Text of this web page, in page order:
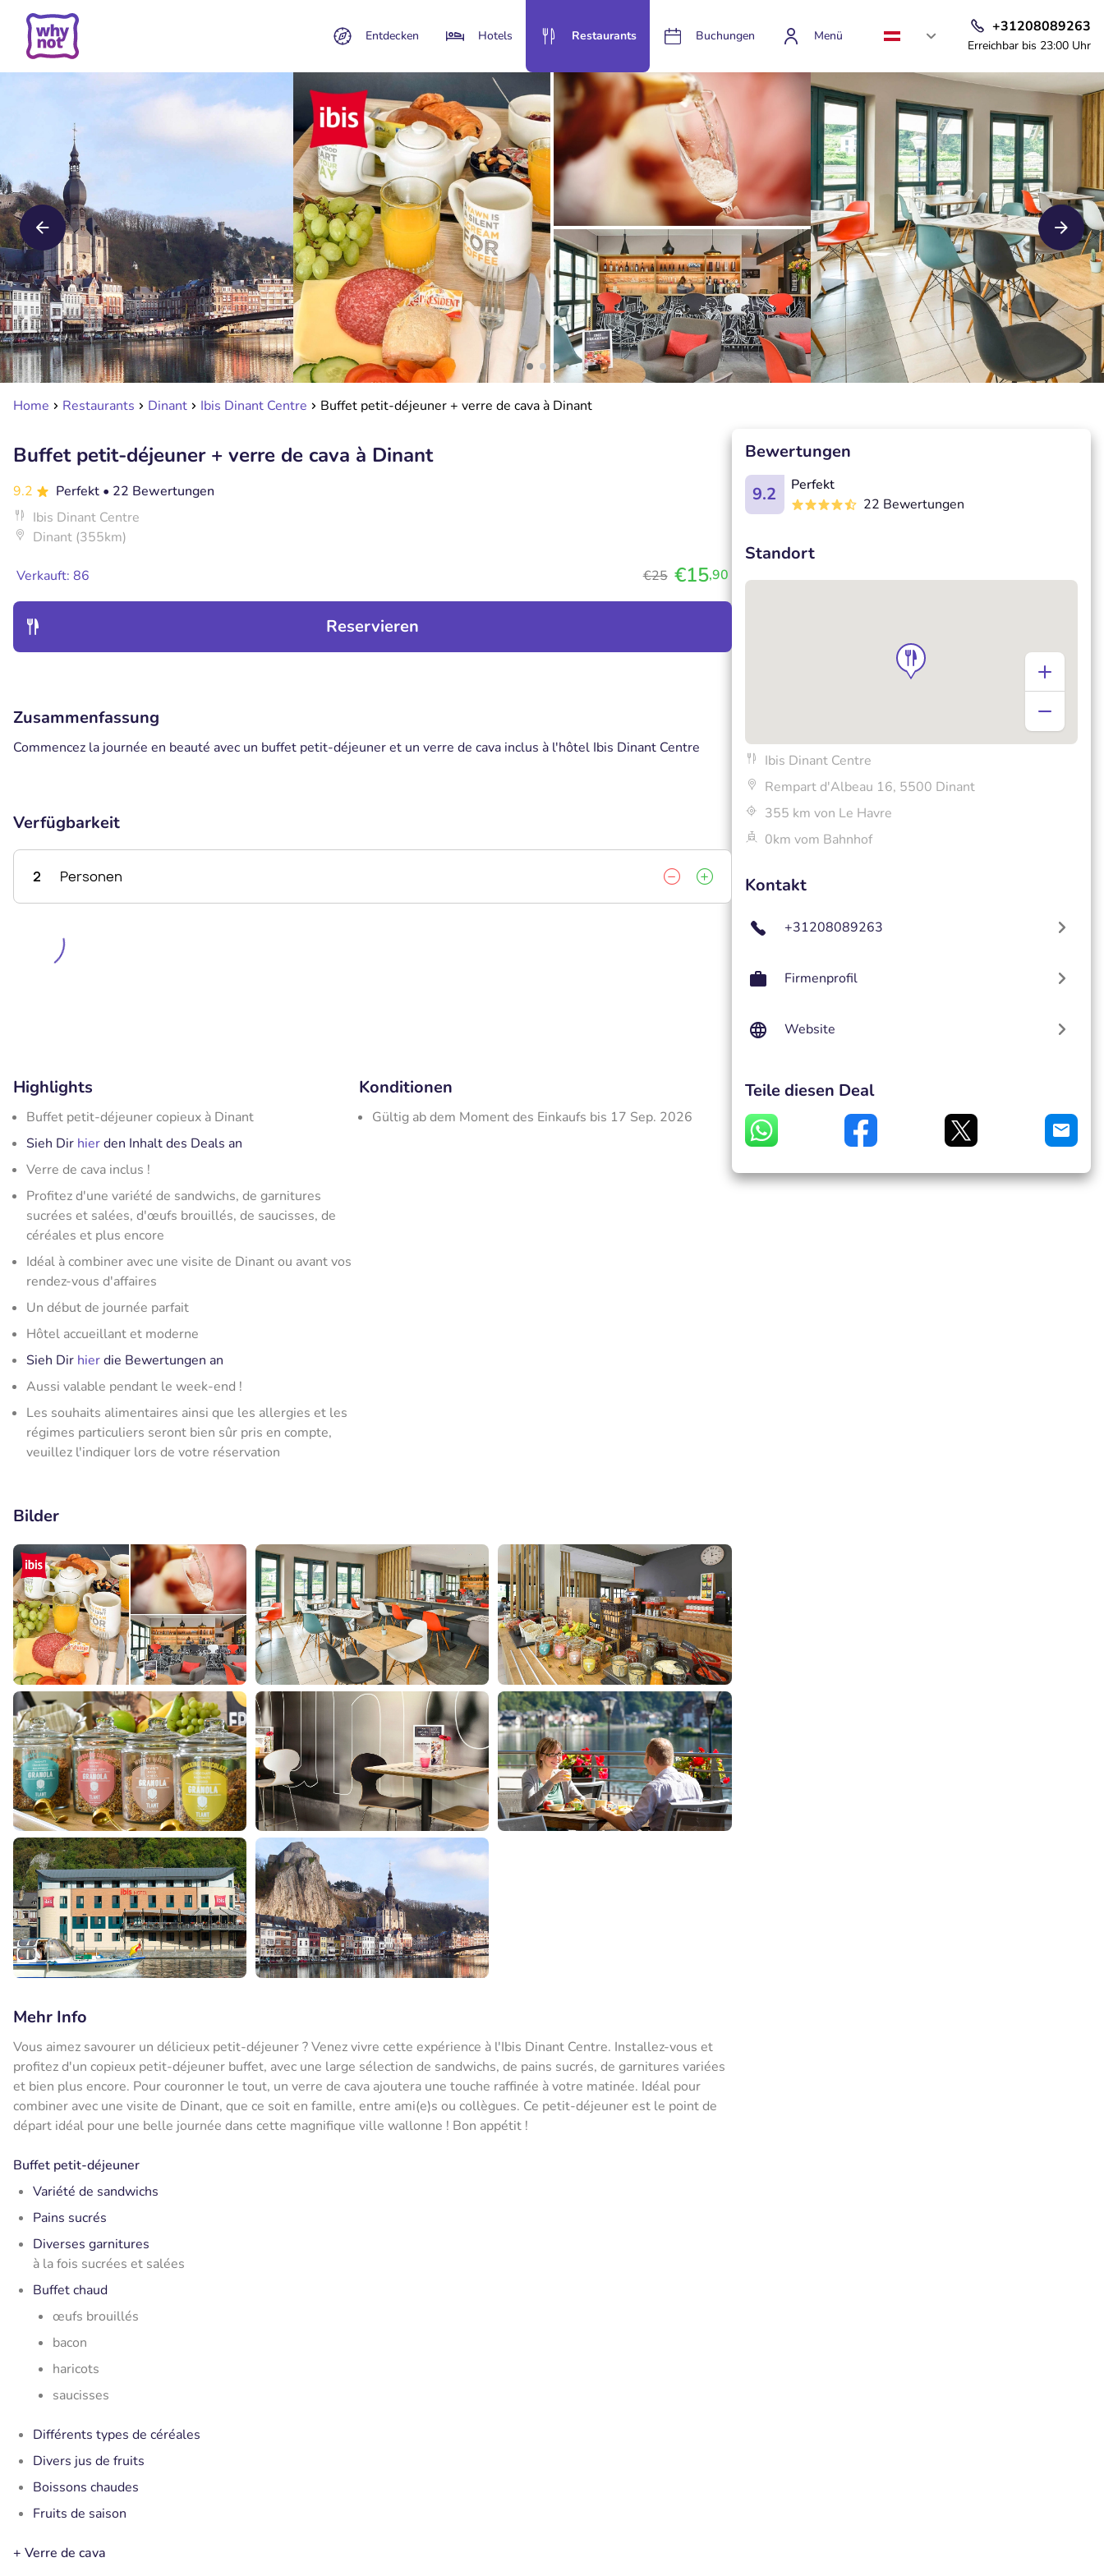
Entdecken Hotels Restaurants Buchungen Menü
+31208089263
Erreichbar bis 23:00 Uhr
Home Restaurants Dinant Ibis Dinant Centre Buffet petit-déjeuner + verre de cava à Dinant
Buffet petit-déjeuner + verre de cava à Dinant
9.2 Perfekt • 22 Bewertungen
Ibis Dinant Centre
Dinant (355km)
Verkauft: 86 €25 €15,90
Reservieren
Zusammenfassung
Commencez la journée en beauté avec un buffet petit-déjeuner et un verre de cava inclus à l'hôtel Ibis Dinant Centre
Verfügbarkeit
2 Personen
Highlights
Buffet petit-déjeuner copieux à Dinant
Sieh Dir hierden Inhalt des Deals an
Verre de cava inclus !
Profitez d'une variété de sandwichs, de garnitures
sucrées et salées, d'œufs brouillés, de saucisses, de
céréales et plus encore
Idéal à combiner avec une visite de Dinant ou avant vos
rendez-vous d'affaires
Un début de journée parfait
Hôtel accueillant et moderne
Sieh Dir hierdie Bewertungen an
Aussi valable pendant le week-end !
Les souhaits alimentaires ainsi que les allergies et les
régimes particuliers seront bien sûr pris en compte,
veuillez l'indiquer lors de votre réservation
Konditionen
Gültig ab dem Moment des Einkaufs bis 17 Sep. 2026
Bilder
Mehr Info
Vous aimez savourer un délicieux petit-déjeuner ? Venez vivre cette expérience à l'Ibis Dinant Centre. Installez-vous et
profitez d'un copieux petit-déjeuner buffet, avec une large sélection de sandwichs, de pains sucrés, de garnitures variées
et bien plus encore. Pour couronner le tout, un verre de cava ajoutera une touche raffinée à votre matinée. Idéal pour
combiner avec une visite de Dinant, que ce soit en famille, entre ami(e)s ou collègues. Ce petit-déjeuner est le point de
départ idéal pour une belle journée dans cette magnifique ville wallonne ! Bon appétit !
Buffet petit-déjeuner
Variété de sandwichs
Pains sucrés
Diverses garnitures
à la fois sucrées et salées
Buffet chaud
œufs brouillés
bacon
haricots
saucisses
Différents types de céréales
Divers jus de fruits
Boissons chaudes
Fruits de saison
+ Verre de cava
Bewertungen
9.2
Perfekt
22 Bewertungen
Standort
Ibis Dinant Centre
Rempart d'Albeau 16, 5500 Dinant
355 km von Le Havre
0km vom Bahnhof
Kontakt
+31208089263
Firmenprofil
Website
Teile diesen Deal